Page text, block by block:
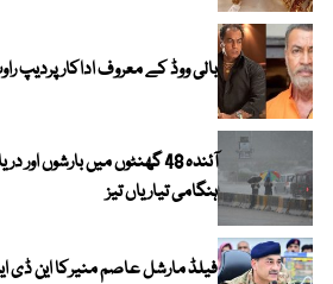
بالی ووڈ کے معروف اداکار پردیپ
آئندہ 48 گھنٹوں میں بارشوں
ہنگامی تیاریاں تیز
فیلڈ مارشل عاصم منیرکا این ڈی